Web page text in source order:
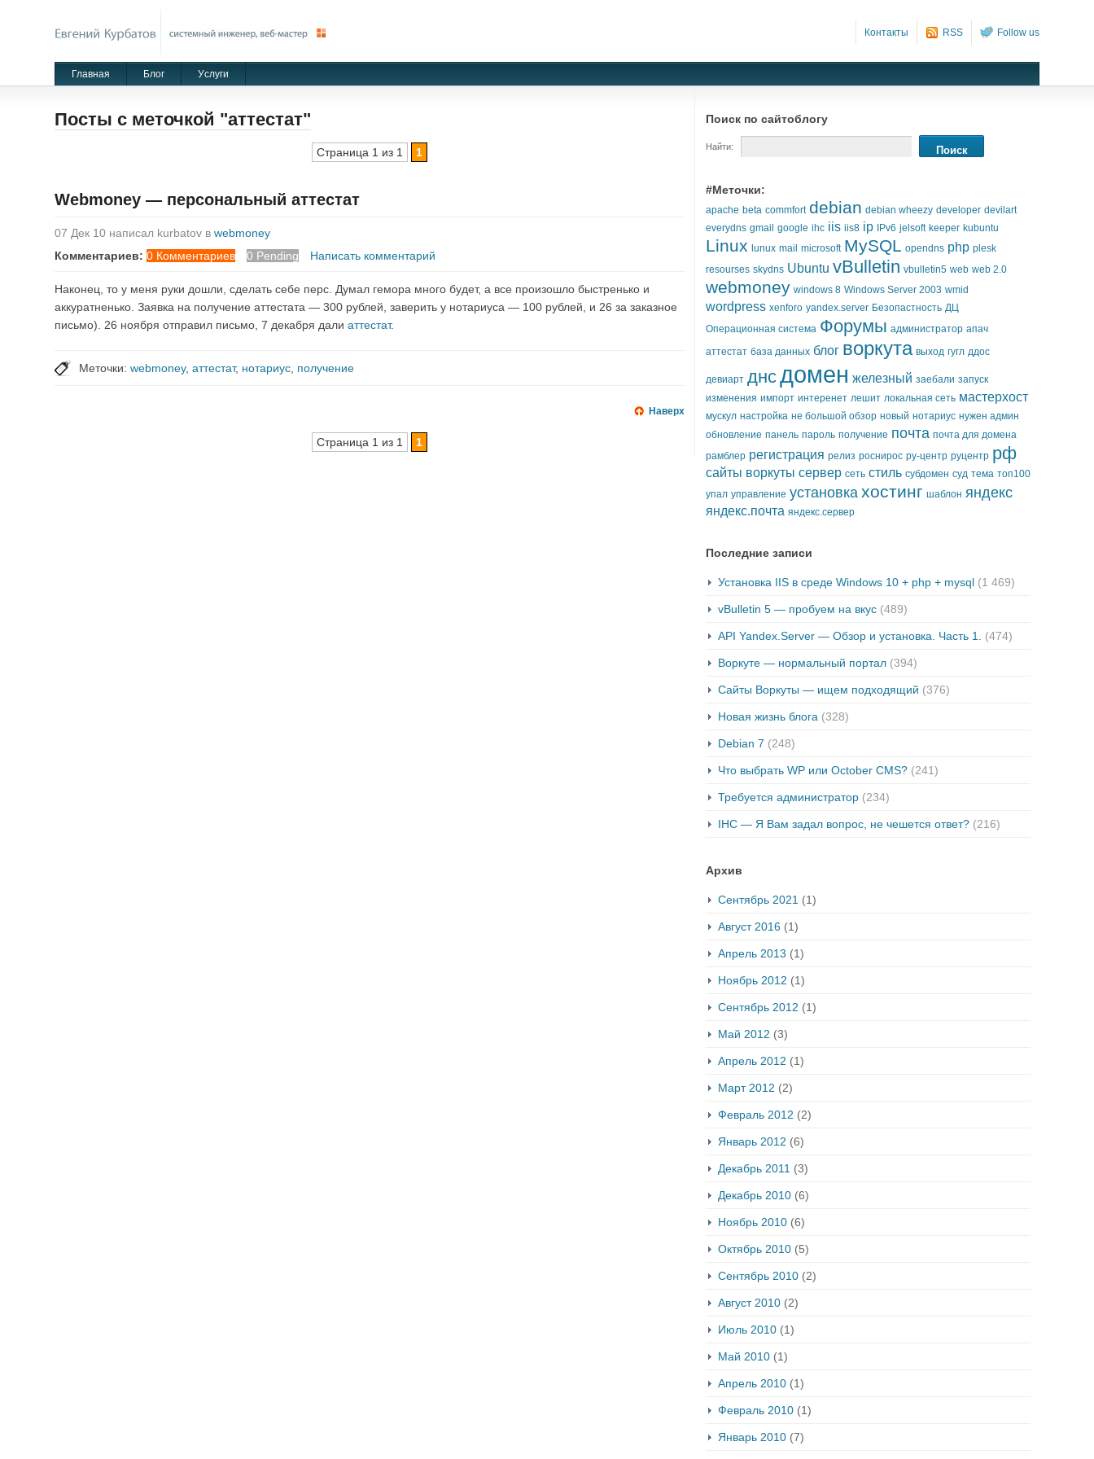
Контакты RSS Follow us
Главная Блог Уcлуги
Посты с меточкой "аттестат"
Страница 1 из 1 1
Webmoney — персональный аттестат
07 Дек 10 написал kurbatov вwebmoney
Комментариев: 0 Комментариев 0 Pending Написать комментарий
Наконец, то у меня руки дошли, сделать себе перс. Думал гемора много будет, а все произошло быстренько и
аккуратненько. Заявка на получение аттестата — 300 рублей, заверить у нотариуса — 100 рублей, и 26 за заказное
письмо). 26 ноября отправил письмо, 7 декабря далиаттестат.
Меточки:webmoney,аттестат, нотариус получение
Наверх
Страница 1 из 1 1
Поиск по сайтоблогу
Найти:
#Меточки:
apache beta commfort debian debian wheezy developer devilart
everydns gmail google ihc iis iis8 ip IPv6 jelsoft keeper kubuntu
Linux lunux mail microsoft MySQL opendns php plesk
resourses skydns Ubuntu vBulletin vbulletin5 web web 2.0
webmoney windows 8 Windows Server 2003 wmid
wordpress xenforo yandex.server Безопастность ДЦ
Операционная система Форумы администратор апач
аттестат база данных блог воркута выход гугл ддос
девиарт днсдомен железный заебали запуск
изменения импорт интеренет лешит локальная сеть мастерхост
мускул настройка не большой обзор новый нотариус нужен админ
обновление панель пароль получение почта почта для домена
рамблер регистрация релиз роснирос ру-центр руцентр рф
сайты воркуты сервер сеть стиль субдомен суд тема топ100
упал управление установка хостинг шаблон яндекс
яндекс.почта яндекс.сервер
Последние записи
Установка IIS в среде Windows 10 + php + mysql (1 469)
vBulletin 5 — пробуем на вкус (489)
API Yandex.Server — Обзор и установка. Часть 1. (474)
Воркуте — нормальный портал (394)
Сайты Воркуты — ищем подходящий (376)
Новая жизнь блога (328)
Debian 7 (248)
Что выбрать WP или October CMS? (241)
Требуется администратор (234)
IHC — Я Вам задал вопрос, не чешется ответ? (216)
Архив
Сентябрь 2021 (1)
Август 2016(1)
Апрель 2013 (1)
Ноябрь 2012 (1)
Сентябрь 2012 (1)
Май 2012 (3)
Апрель 2012 (1)
Март 2012 (2)
Февраль 2012 (2)
Январь 2012 (6)
Декабрь 2011 (3)
Декабрь 2010(6)
Ноябрь 2010(6)
Октябрь 2010(5)
Сентябрь 2010(2)
Август 2010(2)
Июль 2010(1)
Май 2010(1)
Апрель 2010(1)
Февраль 2010(1)
Январь 2010(7)